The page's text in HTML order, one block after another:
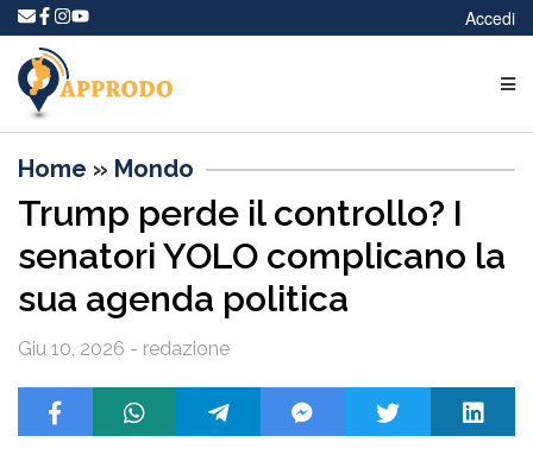
Accedi
Home » Mondo
Trump perde il controllo? I
senatori YOLO complicano la
sua agenda politica
Giu 10, 2026 - redazione